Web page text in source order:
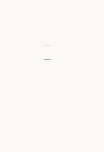
—
—